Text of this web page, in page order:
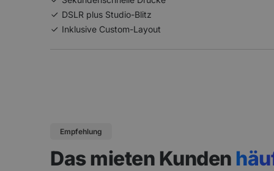
DSLR plus Studio-Blitz
Inklusive Custom-Layout
Empfehlung
Das mieten Kunden